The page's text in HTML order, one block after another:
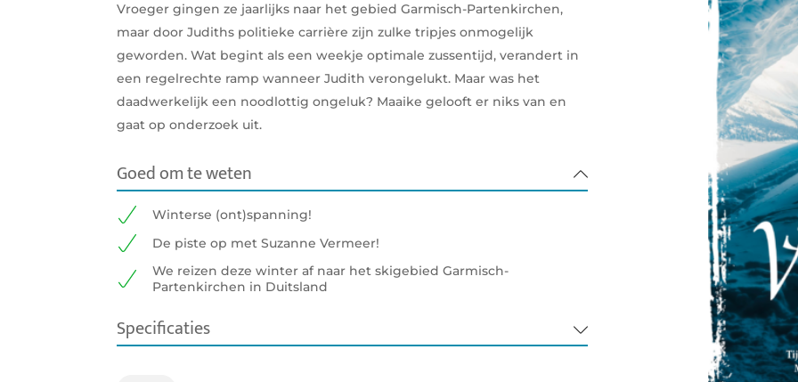
Vroeger gingen ze jaarlijks naar het gebied Garmisch-Partenkirchen,
maar door Judiths politieke carrière zijn zulke tripjes onmogelijk
geworden. Wat begint als een weekje optimale zussentijd, verandert in
een regelrechte ramp wanneer Judith verongelukt. Maar was het
daadwerkelijk een noodlottig ongeluk? Maaike gelooft er niks van en
gaat op onderzoek uit.
Goed om te weten
Winterse (ont)spanning!
De piste op met Suzanne Vermeer!
We reizen deze winter af naar het skigebied Garmisch-
Partenkirchen in Duitsland
Specificaties